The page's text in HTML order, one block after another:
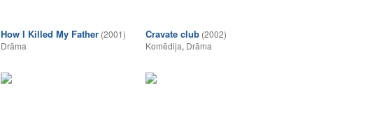
How I Killed My Father (2001)
Drāma
Cravate club (2002)
Komēdija, Drāma